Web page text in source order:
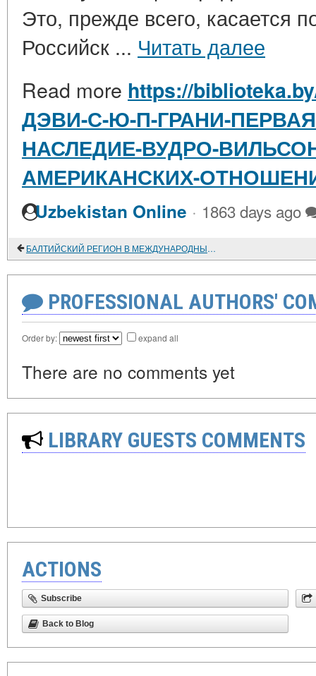
Это, прежде всего, касается
Российск ... Читать далее
Read more https://
ДЭВИ-С-Ю-П-ГРАНИ-
НАСЛЕДИЕ-ВУДРО-
АМЕРИКАНСКИХ-
Uzbekistan Online · 1863 days ago
БАЛТИЙСКИЙ РЕГИОН В МЕЖДУНАРОДНЫХ ОТНОШЕНИЯХ XVIII-XX ВЕКОВ
PROFESSIONAL AUTHORS'
Order by: expand all
There are no comments yet
LIBRARY GUESTS COMMENTS
ACTIONS
Subscribe
Back to Blog